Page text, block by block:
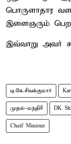
பொருளாதார
இளைஞரும் பெற
இவ்வாறு அவர்
டி.கே.சிவக்குமார்
முதல்-மந்திரி DK
Cheif Minister